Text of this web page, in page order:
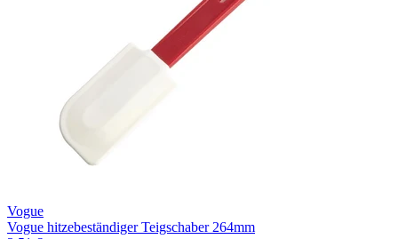
Vogue
Vogue hitzebeständiger Teigschaber 264mm